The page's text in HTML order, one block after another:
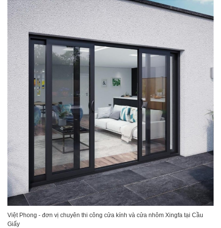
Việt Phong - đơn vị chuyên thi công cửa kính và cửa nhôm Xingfa tại Cầu
Giấy